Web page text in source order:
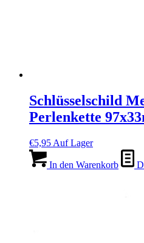
Schlüsselschild
Perlenkette
€5,95 Auf Lager
In den Warenkorb